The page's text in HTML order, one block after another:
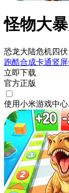
怪物大
恐龙大陆危机四伏
跑酷合成卡通竖屏
立即下载
官方正版
使用小米游戏中心